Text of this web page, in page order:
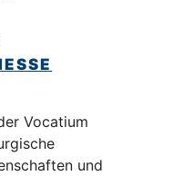
Vocatium
und